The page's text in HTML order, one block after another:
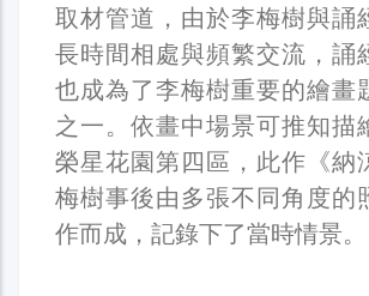
取材管道，由於李梅樹與誦
長時間相處與頻繁交流，誦
也成為了李梅樹重要的繪畫
之一。依畫中場景可推知描
榮星花園第四區，此作《納
梅樹事後由多張不同角度的
作而成，記錄下了當時情景。